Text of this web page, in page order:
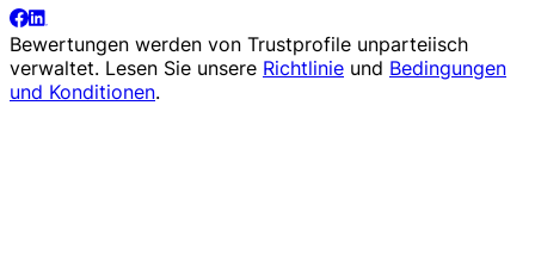
Bewertungen werden von Trustprofile unparteiisch
verwaltet. Lesen Sie unsere Richtlinie und Bedingungen
und Konditionen.